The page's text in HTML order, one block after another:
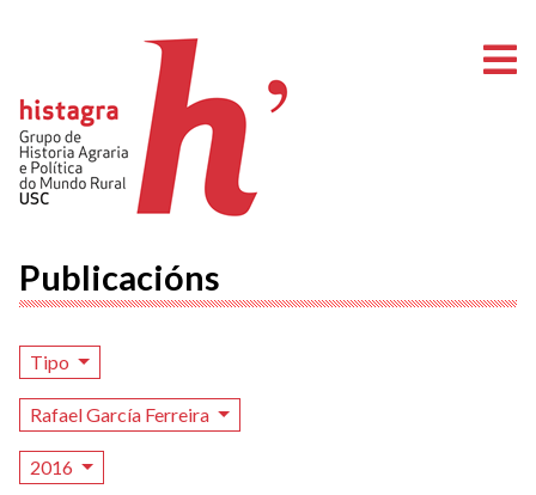
Publicacións
Tipo
Rafael García Ferreira
2016